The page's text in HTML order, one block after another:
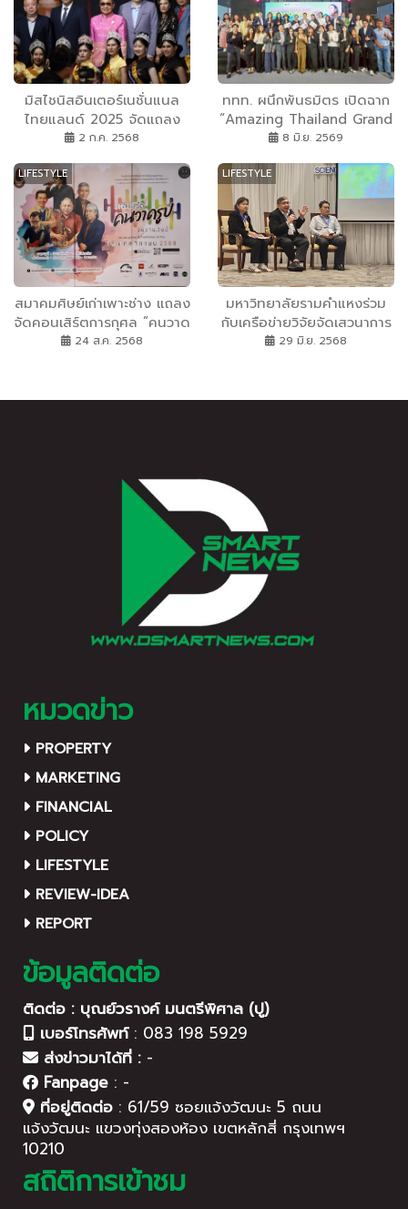
มิสไชนิสอินเตอร์เนชั่นแนล
ไทยแลนด์ 2025 จัดแถลง
Soft press release เปิดตัว
ชิงความเป็นแถวหน้าของ
วงการประกวด
2 ก.ค. 2568
ททท. ผนึกพันธมิตร เปิดฉาก
“Amazing Thailand Grand
Sale 2026” ชูศักยภาพไทย
Experience กระตุ้นการใช้
จ่ายนักท่องเที่ยวคุณภาพ
ตลอดเดือนมิถุนายน–
สิงหาคมนี้
8 มิ.ย. 2569
LIFESTYLE
สมาคมศิษย์เก่าเพาะช่าง แถลง
จัดคอนเสิร์ตการกุศล ”คนวาด
รูป : ตอนวันวาน...
24 ส.ค. 2568
LIFESTYLE
มหาวิทยาลัยรามคำแหงร่วม
กับเครือข่ายวิจัยจัดเสวนาการ
ท่องเที่ยวทางทะเลอย่างยั่งยืน:
Tourism ในการประชุมวิชาการ
29 มิ.ย. 2568
หมวดข่าว
PROPERTY
MARKETING
FINANCIAL
POLICY
LIFESTYLE
REVIEW-IDEA
REPORT
ข้อมูลติดต่อ
ติดต่อ : บุณย์วรางค์ มนตรีพิศาล (ปู)
เบอร์โทรศัพท์: 083 198 5929
ส่งข่าวมาได้ที่ : -
Fanpage : -
ที่อยู่ติดต่อ : 61/59 ซอยแจ้งวัฒนะ 5 ถนน
แจ้งวัฒนะ แขวงทุ่งสองห้อง เขตหลักสี่ กรุงเทพฯ
10210
สถิติการเข้าชม